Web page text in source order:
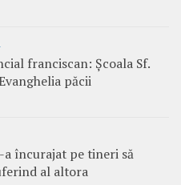
franciscan: Școala Sf.
păcii
a încurajat pe tineri să
al altora